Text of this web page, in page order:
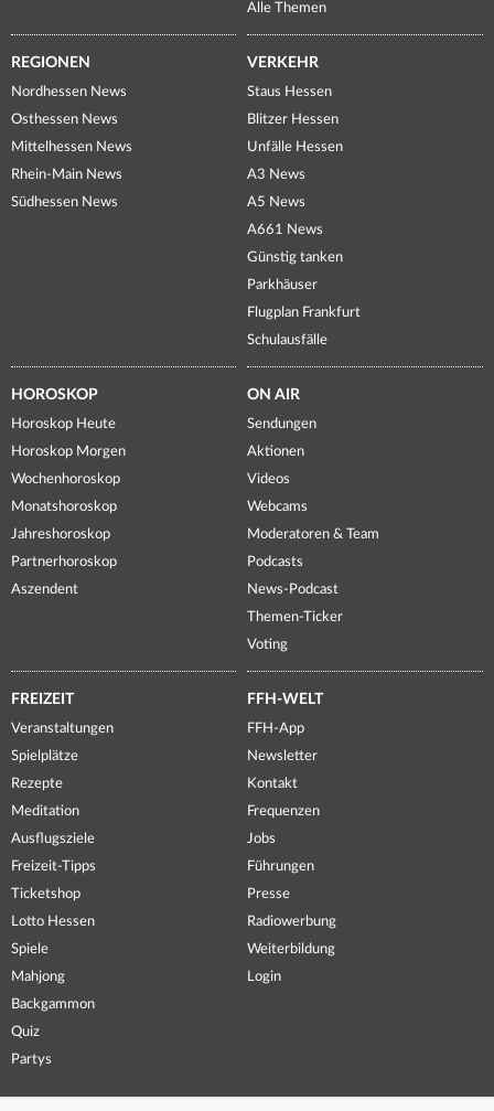
Alle Themen
REGIONEN
Nordhessen News
Osthessen News
Mittelhessen News
Rhein-Main News
Südhessen News
VERKEHR
Staus Hessen
Blitzer Hessen
Unfälle Hessen
A3 News
A5 News
A661 News
Günstig tanken
Parkhäuser
Flugplan Frankfurt
Schulausfälle
HOROSKOP
Horoskop Heute
Horoskop Morgen
Wochenhoroskop
Monatshoroskop
Jahreshoroskop
Partnerhoroskop
Aszendent
ON AIR
Sendungen
Aktionen
Videos
Webcams
Moderatoren & Team
Podcasts
News-Podcast
Themen-Ticker
Voting
FREIZEIT
Veranstaltungen
Spielplätze
Rezepte
Meditation
Ausflugsziele
Freizeit-Tipps
Ticketshop
Lotto Hessen
Spiele
Mahjong
Backgammon
Quiz
Partys
FFH-WELT
FFH-App
Newsletter
Kontakt
Frequenzen
Jobs
Führungen
Presse
Radiowerbung
Weiterbildung
Login